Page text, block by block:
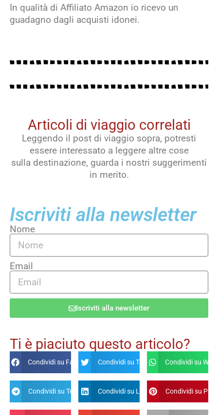
In qualità di Affiliato Amazon io ricevo un
guadagno dagli acquisti idonei.
Articoli di viaggio correlati
Leggendo il post di viaggio sopra, potresti
essere interessato a leggere altre cose
sulla destinazione, guarda i nostri suggerimenti
in merito.
Iscriviti alla newsletter
Nome
Email
Iscriviti alla newsletter
Ti è piaciuto questo articolo?
Condividi su Facebook Condividi su Twitter Condividi su
Condividi su Telegram Condividi su Linkdin Condividi su